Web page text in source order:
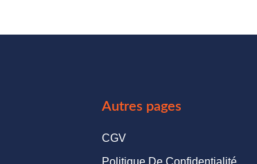
Autres pages
CGV